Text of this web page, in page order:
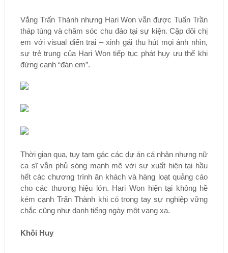
Vắng Trấn Thành nhưng Hari Won vẫn được Tuấn Trần
tháp tùng và chăm sóc chu đáo tại sự kiện. Cặp đôi chị
em với visual điển trai – xinh gái thu hút mọi ánh nhìn,
sự trẻ trung của Hari Won tiếp tục phát huy ưu thế khi
đứng cạnh “đàn em”.
Thời gian qua, tuy tạm gác các dự án cá nhân nhưng nữ
ca sĩ vẫn phủ sóng mạnh mẽ với sự xuất hiện tại hầu
hết các chương trình ăn khách và hàng loạt quảng cáo
cho các thương hiệu lớn. Hari Won hiện tại không hề
kém cạnh Trấn Thành khi có trong tay sự nghiệp vững
chắc cũng như danh tiếng ngày một vang xa.
Khôi Huy